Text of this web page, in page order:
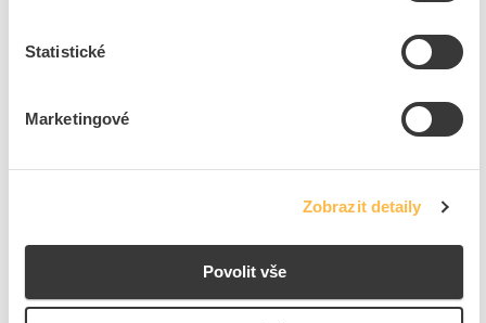
Statistické
Marketingové
Zobrazit detaily
Povolit vše
Přidat k porovnání
upevňování instalačních krabic 13mm
HL